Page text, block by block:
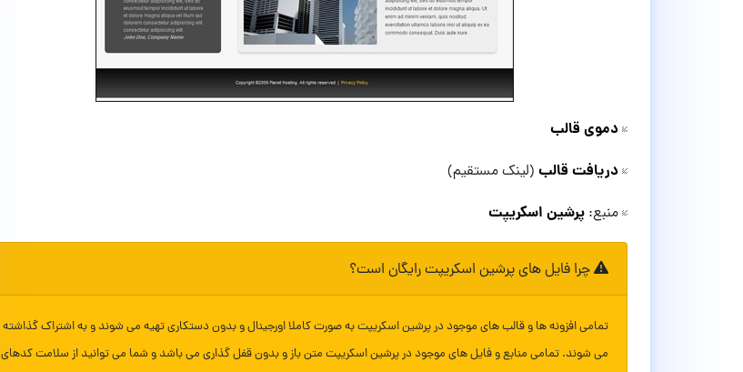
دموی قالب
دریافت قالب (لینک مستقیم)
منبع: پرشین اسکریپت
چرا فایل های پرشین اسکریپت رایگان است؟
تمامی افزونه ها و قالب های موجود در پرشین اسکریپت به صورت کاملا اورجینال و بدون دستکاری تهیه می شوند و به اشتراک گذاشته
می شوند. تمامی منابع و فایل های موجود در پرشین اسکریپت متن باز و بدون قفل گذاری می باشد و شما می توانید از سلامت کدهای